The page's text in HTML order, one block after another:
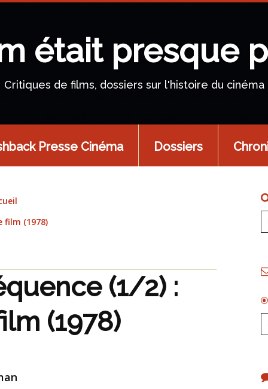
était presque
Critiques de films, dossiers sur l'histoire du cinéma
Presse Cinéma Dossiers
film (1978)
(1/2) :
(1978)